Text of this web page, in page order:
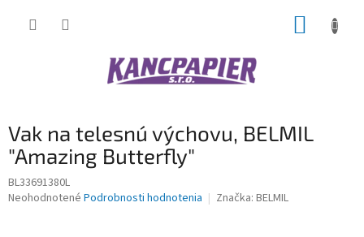
Vak na telesnú výchovu, BELMIL
"Amazing Butterfly"
BL33691380L
Priemerné
Neohodnotené Podrobnosti hodnotenia Značka: BELMIL